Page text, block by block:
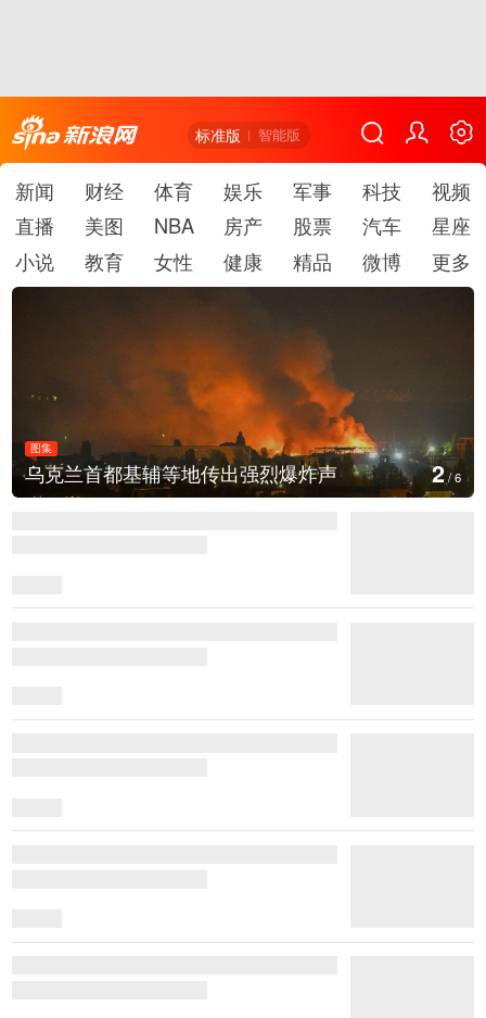
标准版 智能版
新闻 财经 体育 娱乐 军事 科技
视频
直播
美图 NBA 房产 股票 汽车
星座
小说
教育 女性 健康 精品 微博 更多
爆炸声
图集
美国：肯尼迪宣布医疗改革新
3/6